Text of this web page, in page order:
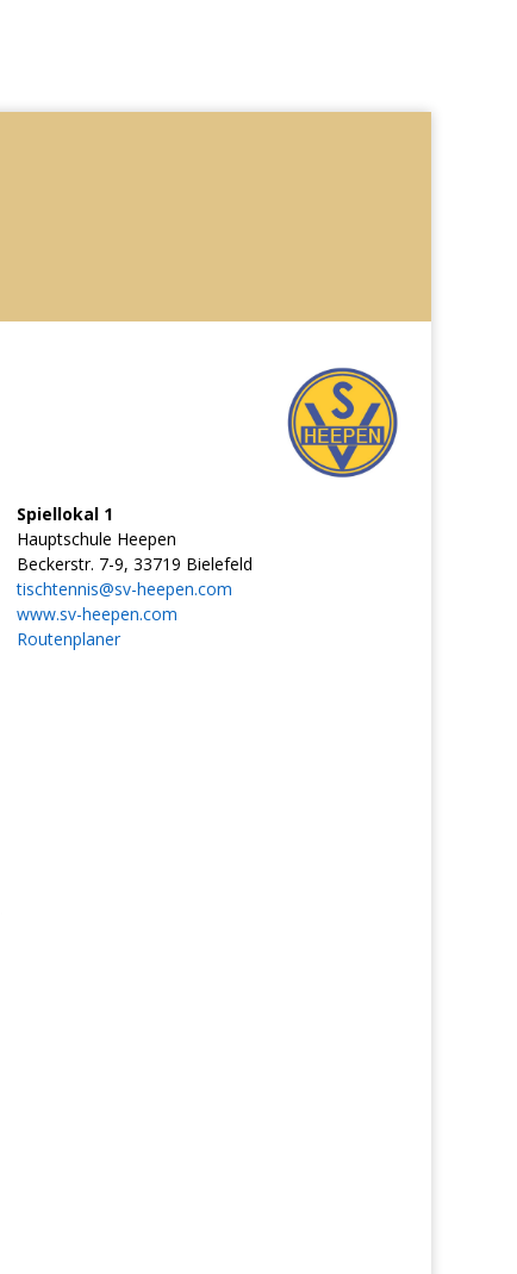
Spiellokal 1
Hauptschule Heepen
Beckerstr. 7-9, 33719 Bielefeld
tischtennis@sv-heepen.com
www.sv-heepen.com
Routenplaner